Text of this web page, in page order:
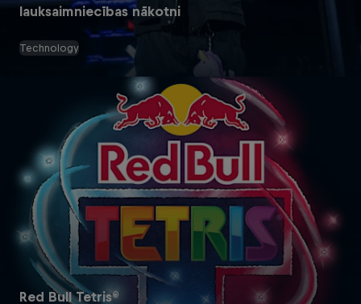
lauksaimniecības nākotni
Technology
Red Bull Tetris®